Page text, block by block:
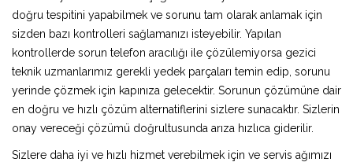
doğru tespitini yapabilmek ve sorunu tam olarak anlamak için
sizden bazı kontrolleri sağlamanızı isteyebilir. Yapılan
kontrollerde sorun telefon aracılığı ile çözülemiyorsa gezici
teknik uzmanlarımız gerekli yedek parçaları temin edip, sorunu
yerinde çözmek için kapınıza gelecektir. Sorunun çözümüne dair
en doğru ve hızlı çözüm alternatiflerini sizlere sunacaktır. Sizlerin
onay vereceği çözümü doğrultusunda arıza hızlıca giderilir.
Sizlere daha iyi ve hızlı hizmet verebilmek için ve servis ağımızı